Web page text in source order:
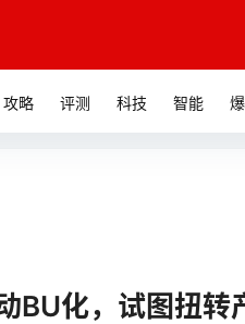
攻略 评测 科技 智能
BU化，试图扭转